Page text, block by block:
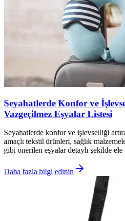
Seyahatlerde Konfor ve
Vazgeçilmez Eşyalar Listesi
Seyahatlerde konfor ve işlevselliği
amaçlı tekstil ürünleri, sağlık
gibi önerilen eşyalar detaylı şekilde ele
Daha fazla bilgi edinin